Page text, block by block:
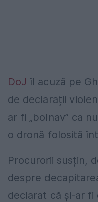
DoJ îl acuză pe
de declarații
ar fi „bolnav” ca
o dronă folosită
Procurorii susțin,
despre
declarat că și-ar